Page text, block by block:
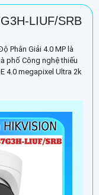
LIUF/SRB
Phân Giải 4.0 MP là
phố Công nghệ thiếu
4.0 megapixel Ultra 2k